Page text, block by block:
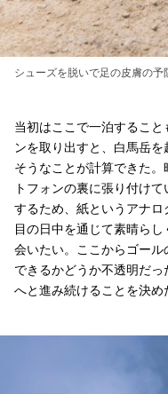
シューズを脱いで足の皮膚の
当初はここで一泊するこ
ンを取り出すと、白馬岳
そうなことが計算できた
トフォンの裏に張り付け
するため、紙というアナ
目の日中を通じて素晴ら
会いたい。ここからゴー
できるかどうか不透明だ
へと進み続けることを決め